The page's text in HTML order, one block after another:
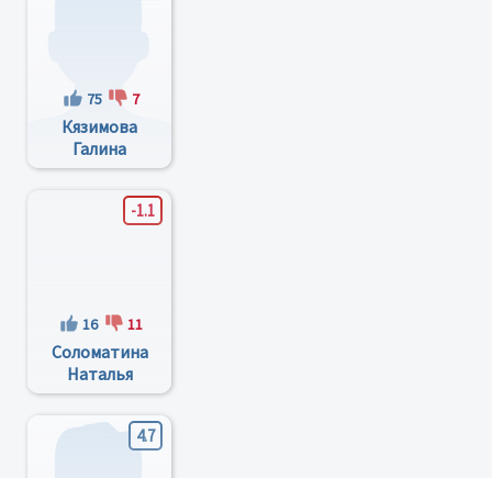
75 7
Кязимова
Галина
Фёдоровна
-1.1
16 11
Соломатина
Наталья
Александровна
4.7